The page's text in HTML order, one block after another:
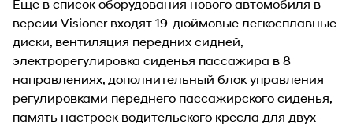
Еще в список оборудования нового автомобиля в
версии Visioner входят 19-дюймовые легкосплавные
диски, вентиляция передних сидней,
электрорегулировка сиденья пассажира в 8
направлениях, дополнительный блок управления
регулировками переднего пассажирского сиденья,
память настроек водительского кресла для двух